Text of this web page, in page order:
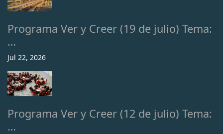
Programa Ver y Creer (19 de julio) Tema:
…
Jul 22, 2026
Programa Ver y Creer (12 de julio) Tema:
…